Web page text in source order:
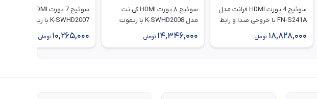
سوئیچ 4 پورت HDMI فرانت مدل
FN-S241A با خروجی صدا و رابط
RS232
18,828,000 تومان
سوئیچ ۸ پورت HDMI کی نت
مدل K-SWHD2008 با ریموت
14,346,000 تومان
K-SWHD2007 با ریموت کنترل
10,265,000 تومان